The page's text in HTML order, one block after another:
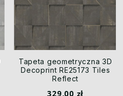
Tapeta geometryczna 3D
Decoprint RE25173 Tiles
Reflect
329,00 zł